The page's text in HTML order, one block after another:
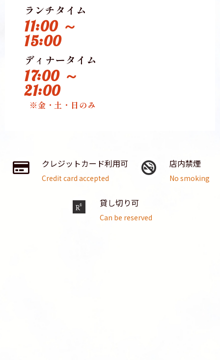
ランチタイム
11:00 ～
15:00
ディナータイム
17:00 ～
21:00
※金・土・日のみ
クレジットカード利用可
Credit card accepted
店内禁煙
No smoking
貸し切り可
Can be reserved